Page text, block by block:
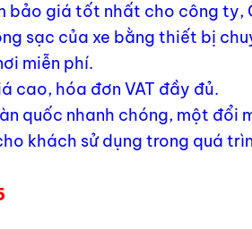
bảo giá tốt nhất cho công ty,
sạc của xe bằng thiết bị
miễn phí.
cao, hóa đơn VAT đầy đủ.
quốc nhanh chóng, một đổi
khách sử dụng trong quá